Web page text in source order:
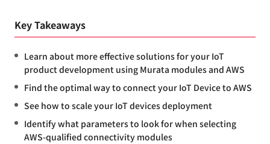
Key Takeaways
Learn about more effective solutions for your IoT
product development using Murata modules and AWS
Find the optimal way to connect your IoT Device to AWS
See how to scale your IoT devices deployment
Identify what parameters to look for when selecting
AWS-qualified connectivity modules